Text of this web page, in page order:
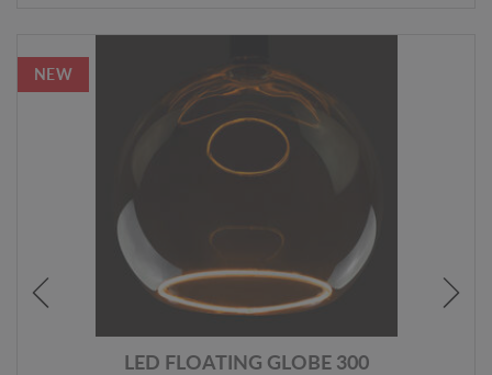
NEW
LED FLOATING GLOBE 300